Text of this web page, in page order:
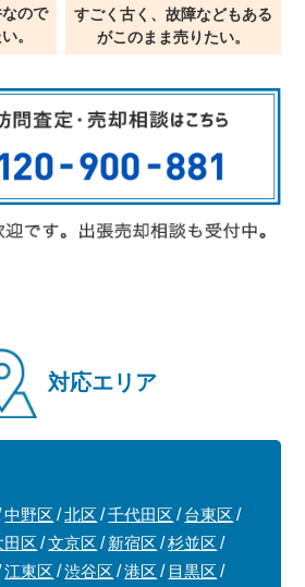
ので
。
すごく古く、故障などもある
がこのまま売りたい。
対応エリア
中野区 北区 千代田区
台東区
田区 文京区 新宿区
杉並区
江東区 渋谷区 港区
目黒区